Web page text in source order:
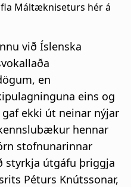
Máltækniseturs hér á
við Íslenska
en
eins og
ekki út neinar nýjar
hennar
stofnunarinnar
styrkja útgáfu þriggja
Péturs Knútssonar,